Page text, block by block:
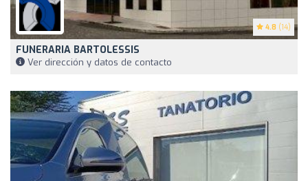
4.8 (14)
FUNERARIA BARTOLESSIS
Ver dirección y datos de contacto